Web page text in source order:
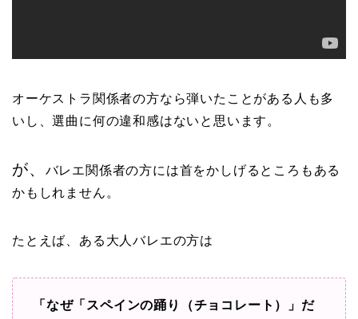
オーケストラ関係者の方なら弾いたことがある人も多
いし、選曲に何の違和感はないと思います。
が、
バレエ関係者の方には首をかしげるところもある
かもしれません。
たとえば、ある大人バレエの方は
「なぜ「スペインの踊り（チョコレート）」だ